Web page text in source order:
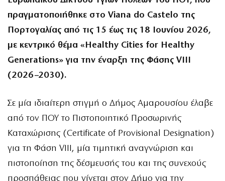
πραγματοποιήθηκε στο Viana do Castelo της
Πορτογαλίας από τις 15 έως τις 18 Ιουνίου 2026,
με κεντρικό θέμα «Healthy Cities for Healthy
Generations» για την έναρξη της Φάσης VIII
(2026–2030).
Σε μία ιδιαίτερη στιγμή ο Δήμος Αμαρουσίου έλαβε
από τον ΠΟΥ το Πιστοποιητικό Προσωρινής
Καταχώρισης (Certificate of Provisional Designation)
για τη Φάση VIII, μία τιμητική αναγνώριση και
πιστοποίηση της δέσμευσής του και της συνεχούς
προσπάθειας που γίνεται στον Δήμο για την